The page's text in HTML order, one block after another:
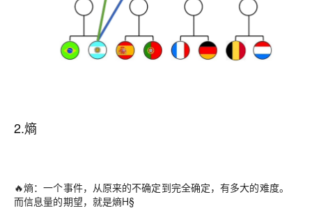
2.熵
🔥熵：一个事件，从原来的不确定到完全确定，有多大的难度。
而信息量的期望，就是熵H§